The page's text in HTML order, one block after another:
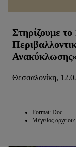
Στηρίζουμε
Θεσσαλονίκη,
Format: Doc
Μέγεθος